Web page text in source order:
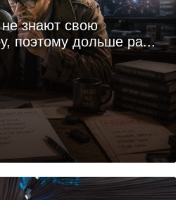
знают свою
поэтому дольше ра...